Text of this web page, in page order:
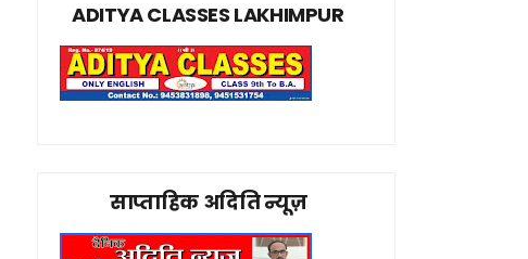
ADITYA CLASSES LAKHIMPUR
साप्ताहिक अदिति न्यूज़